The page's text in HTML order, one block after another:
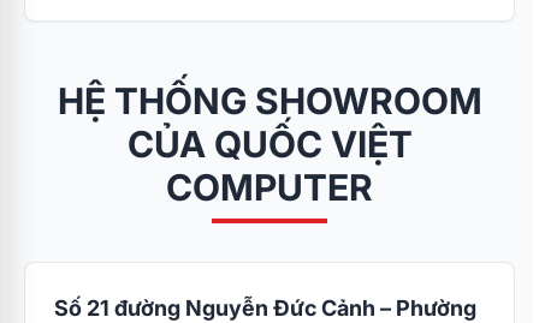
HỆ THỐNG SHOWROOM
CỦA QUỐC VIỆT
COMPUTER
Số 21 đường Nguyễn Đức Cảnh – Phường